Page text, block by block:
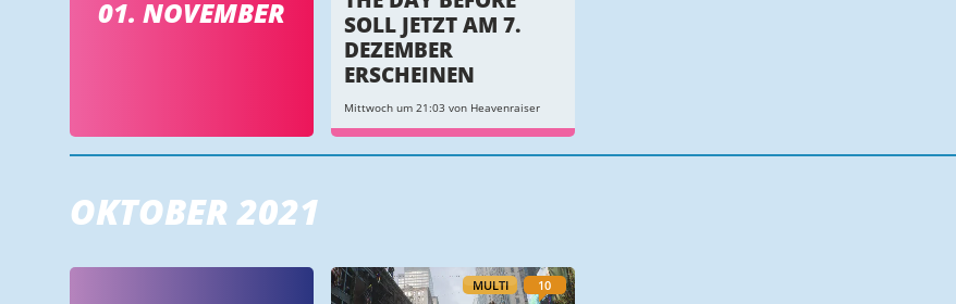
01. NOVEMBER
SOLL JETZT AM 7.
DEZEMBER
ERSCHEINEN
Mittwoch um 21:03 von Heavenraiser
OKTOBER 2021
MULTI 10